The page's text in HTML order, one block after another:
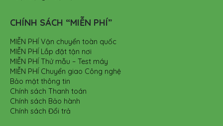
CHÍNH SÁCH “MIỄN PHÍ”
MIỄN PHÍ Vận chuyển toàn quốc
MIỄN PHÍ Lắp đặt tận nơi
MIỄN PHÍ Thử mẫu – Test máy
MIỄN PHÍ Chuyển giao Công nghệ
Bảo mật thông tin
Chính sách Thanh toán
Chính sách Bảo hành
Chính sách Đổi trả